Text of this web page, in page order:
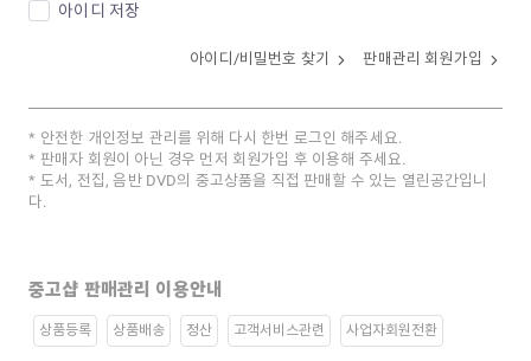
아이디 저장
아이디/비밀번호 찾기 판매관리 회원가입
안전한 개인정보 관리를 위해 다시 한번 로그인 해주세요.
판매자 회원이 아닌 경우 먼저 회원가입 후 이용해 주세요.
도서, 전집, 음반 DVD의 중고상품을 직접 판매할 수 있는 열린공간입니
다.
중고샵 판매관리 이용안내
상품등록 상품배송 정산 고객서비스관련 사업자회원전환